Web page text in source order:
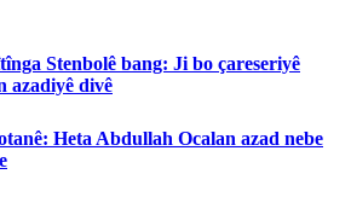
Stenbolê bang: Ji bo çareseriyê
azadiyê divê
Heta Abdullah Ocalan azad nebe